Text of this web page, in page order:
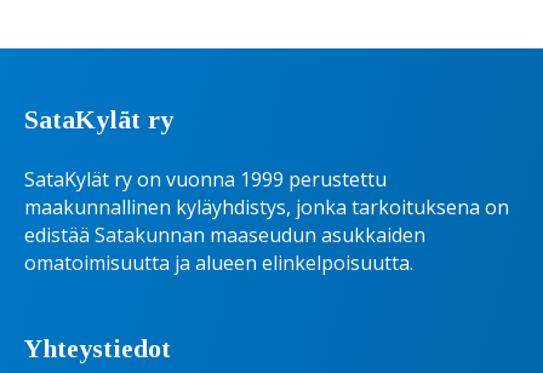
SataKylät ry
SataKylät ry on vuonna 1999 perustettu
maakunnallinen kyläyhdistys, jonka tarkoituksena on
edistää Satakunnan maaseudun asukkaiden
omatoimisuutta ja alueen elinkelpoisuutta.
Yhteystiedot